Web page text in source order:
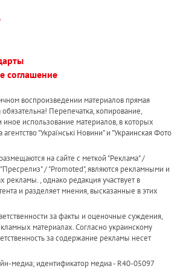
соглашение
воспроизведении материалов прямая
Перепечатка, копирование,
использование материалов, в которых
"Українськi Новини" и "Украинская Фото
на сайте с меткой "Реклама" /
/ "Promoted", являются рекламными и
рекламы. , однако редакция участвует в
и разделяет мнения, высказанные в этих
за факты и оценочные суждения,
материалах. Согласно украинскому
за содержание рекламы несет
медиа; идентификатор медиа - R40-05097